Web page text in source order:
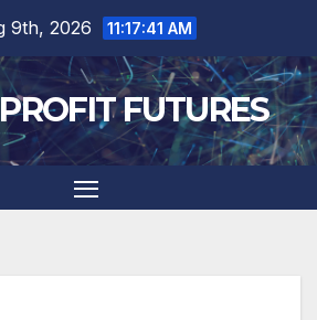
9th, 2026 11:17:41 AM
FUTURES